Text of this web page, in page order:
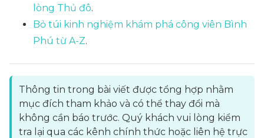
lòng Thủ đô.
Bỏ túi kinh nghiệm khám phá công viên Bình
Phú từ A-Z.
Thông tin trong bài viết được tổng hợp nhằm
mục đích tham khảo và có thể thay đổi mà
không cần báo trước. Quý khách vui lòng kiểm
tra lại qua các kênh chính thức hoặc liên hệ trực